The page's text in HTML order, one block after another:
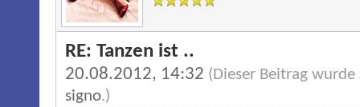
RE: Tanzen ist ..
20.08.2012, 14:32 (Dieser Beitrag
signo.)